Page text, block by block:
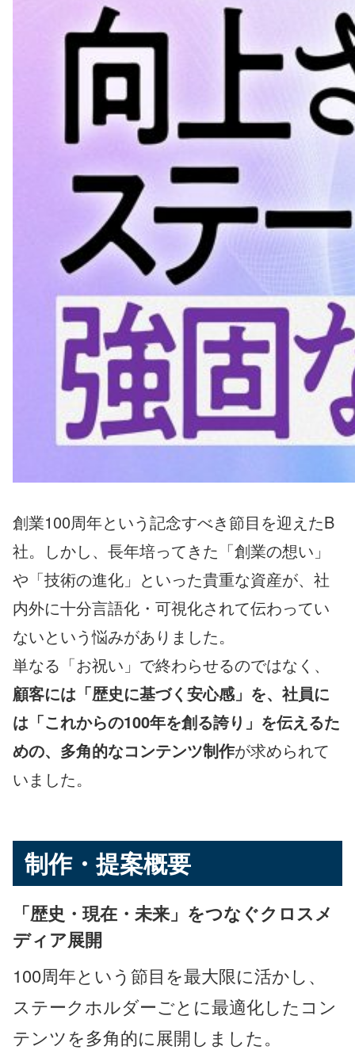
創業100周年という記念すべき節目を迎えたB
社。しかし、長年培ってきた「創業の想い」
や「技術の進化」といった貴重な資産が、社
内外に十分言語化・可視化されて伝わってい
ないという悩みがありました。
単なる「お祝い」で終わらせるのではなく、
顧客には「歴史に基づく安心感」を、社員に
は「これからの100年を創る誇り」を伝えるた
めの、多角的なコンテンツ制作が求められて
いました。
制作・提案概要
「歴史・現在・未来」をつなぐクロスメ
ディア展開
100周年という節目を最大限に活かし、
ステークホルダーごとに最適化したコン
テンツを多角的に展開しました。